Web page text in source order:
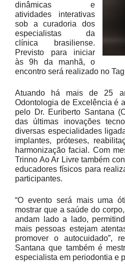
dinâmicas e
atividades interativas
sob a curadoria dos
especialistas da
clínica brasiliense.
Previsto para iniciar
às 9h da manhã, o
encontro será realizado no
Atuando há mais de 25
Odontologia de Excelência é
pelo Dr. Euriberto Santana
das últimas inovações
diversas especialidades
implantes, próteses,
harmonização facial. Com
Trinno Ao Ar Livre também
educadores físicos para
participantes.
“O evento será mais uma
mostrar que a saúde do
andam lado a lado,
mais pessoas estejam
promover o autocuidado”,
Santana que também é
especialista em periodontia e